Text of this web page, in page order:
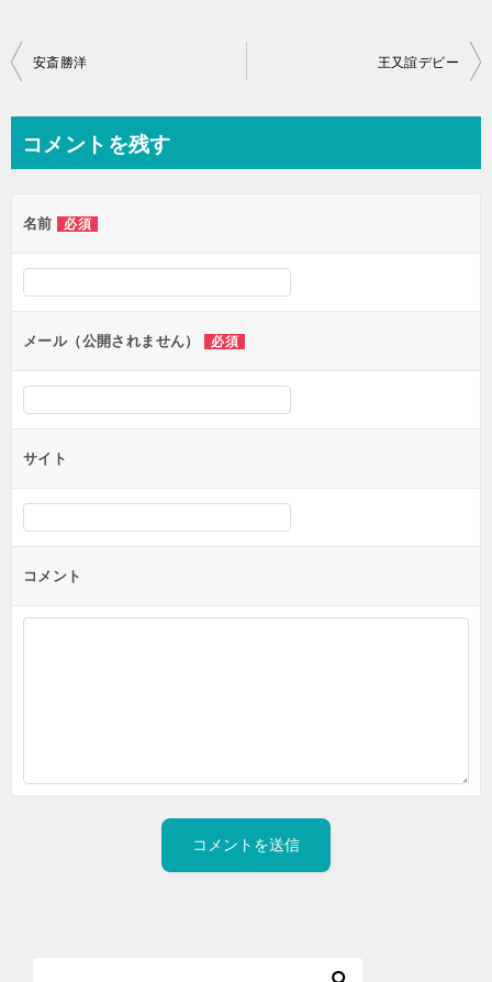
投
ビ
ー
シ
ョ
ン
安斎勝洋 王又誼デビー
コメントを残す
名前 必須
メール（公開されません） 必須
サイト
コメント